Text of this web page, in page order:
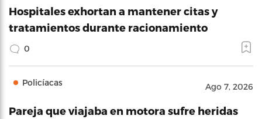
Hospitales exhortan a mantener citas y
tratamientos durante racionamiento
0
Policíacas Ago 7, 2026
Pareja que viajaba en motora sufre heridas